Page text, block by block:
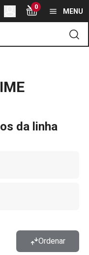
principal
0
MENU
da linha
Ordenar